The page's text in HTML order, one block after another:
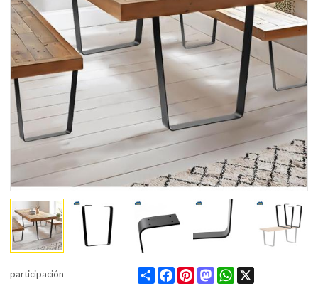
participación Share FacebookPinterestMastodonWhatsApp